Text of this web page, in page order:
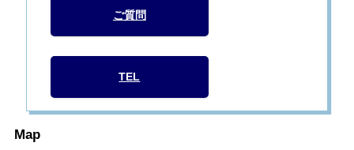
ご質問
TEL
Map